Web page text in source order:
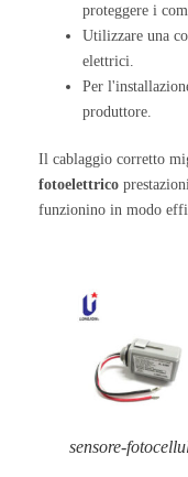
proteggere i
Utilizzare una
elettrici.
Per
produttore.
Il cablaggio corretto
fotoelettrico
funzionino in modo
sensore-